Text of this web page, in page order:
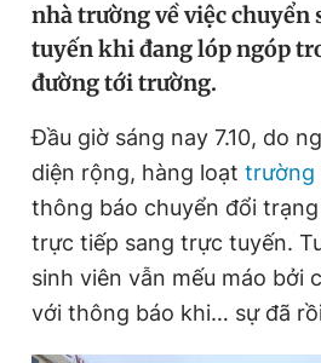
Video
Sản phẩm khác
Tiện ích Bạn
Thông tin tòa soạn Liên
nhà trường về việc chuyển
tuyến khi đang lóp ngóp
đường tới trường.
Đầu giờ sáng nay 7.10, do
diện rộng, hàng loạt trường
thông báo chuyển đổi
trực tiếp sang trực tuyến.
sinh viên vẫn mếu máo bởi
với thông báo khi… sự đã